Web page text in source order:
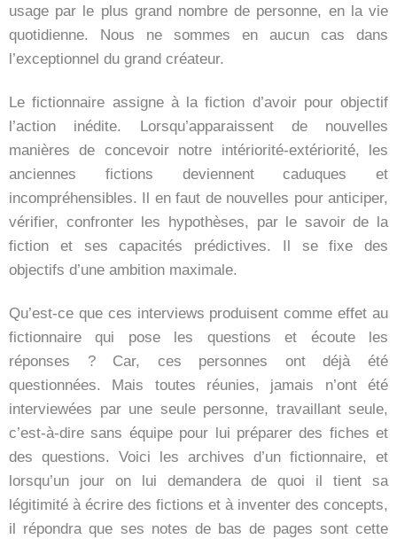
usage par le plus grand nombre de personne, en la vie
quotidienne. Nous ne sommes en aucun cas dans
l’exceptionnel du grand créateur.
Le fictionnaire assigne à la fiction d’avoir pour objectif
l’action inédite. Lorsqu’apparaissent de nouvelles
manières de concevoir notre intériorité-extériorité, les
anciennes fictions deviennent caduques et
incompréhensibles. Il en faut de nouvelles pour anticiper,
vérifier, confronter les hypothèses, par le savoir de la
fiction et ses capacités prédictives. Il se fixe des
objectifs d’une ambition maximale.
Qu’est-ce que ces interviews produisent comme effet au
fictionnaire qui pose les questions et écoute les
réponses ? Car, ces personnes ont déjà été
questionnées. Mais toutes réunies, jamais n’ont été
interviewées par une seule personne, travaillant seule,
c’est-à-dire sans équipe pour lui préparer des fiches et
des questions. Voici les archives d’un fictionnaire, et
lorsqu’un jour on lui demandera de quoi il tient sa
légitimité à écrire des fictions et à inventer des concepts,
il répondra que ses notes de bas de pages sont cette